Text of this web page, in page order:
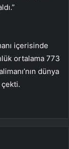
içerisinde
ortalama 773
dünya
çekti.